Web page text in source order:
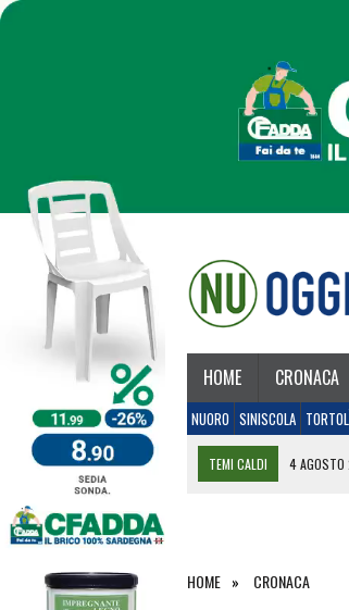
HOME CRONACA
NUORO SINISCOLA
TEMI CALDI 4
26 LUGLIO 2026
|
HOME CRONACA